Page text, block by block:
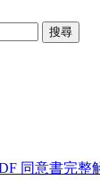
搜尋
同意書完